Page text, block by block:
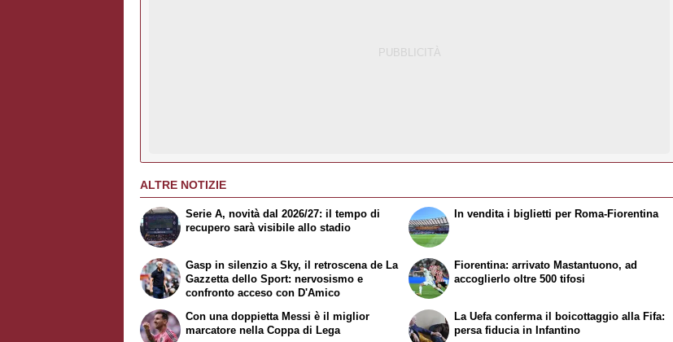
ALTRE NOTIZIE
Serie A, novità dal 2026/27: il tempo di
recupero sarà visibile allo stadio
Gasp in silenzio a Sky, il retroscena deLa
Gazzetta dello Sport: nervosismo e
confronto acceso con D'Amico
In vendita i biglietti per Roma-Fiorentina
Fiorentina: arrivato Mastantuono, ad
accoglierlo oltre 500 tifosi
Con una doppietta Messi è il miglior
marcatore nella Coppa di Lega
La Uefa conferma il boicottaggio alla Fifa:
persa fiducia in Infantino